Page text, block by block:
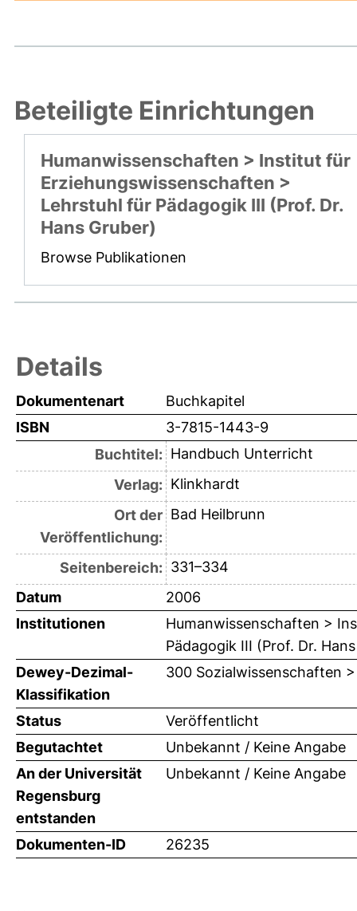
Beteiligte Einrichtungen
Humanwissenschaften > Institut für
Erziehungswissenschaften >
Lehrstuhl für Pädagogik III (Prof. Dr.
Hans Gruber)
Browse Publikationen
Details
Dokumentenart
Buchkapitel
ISBN
3-7815-1443-9
Buchtitel: Handbuch Unterricht
Verlag: Klinkhardt
Ort der
Veröffentlichung:
Bad Heilbrunn
Seitenbereich: 331–334
Datum
2006
Institutionen
Humanwissenschaften >
Pädagogik III (Prof. Dr.
Dewey-Dezimal-
Klassifikation
300 Sozialwissenschaften
Status
Veröffentlicht
Begutachtet
Unbekannt / Keine Angabe
An der Universität
Regensburg
entstanden
Unbekannt / Keine Angabe
Dokumenten-ID 26235